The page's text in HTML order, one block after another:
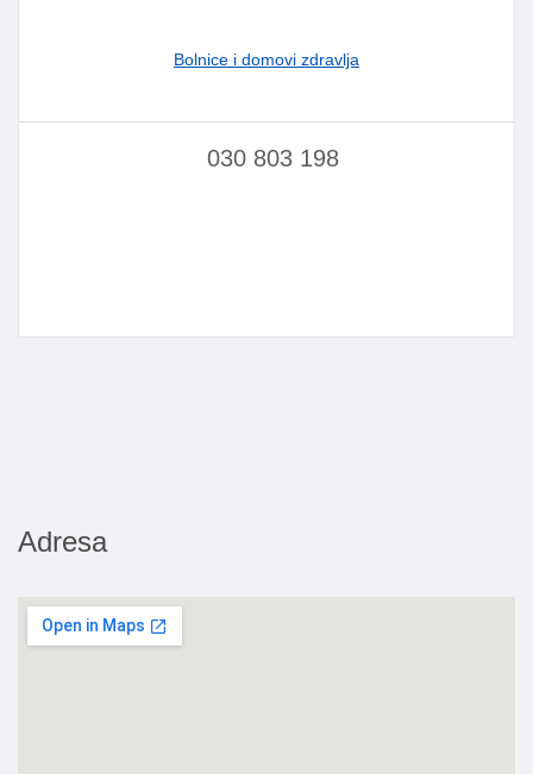
Bolnice i domovi zdravlja
030 803 198
Adresa